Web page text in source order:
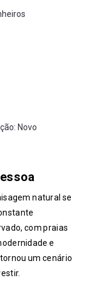
Novo
natural se
com praias
e
um cenário